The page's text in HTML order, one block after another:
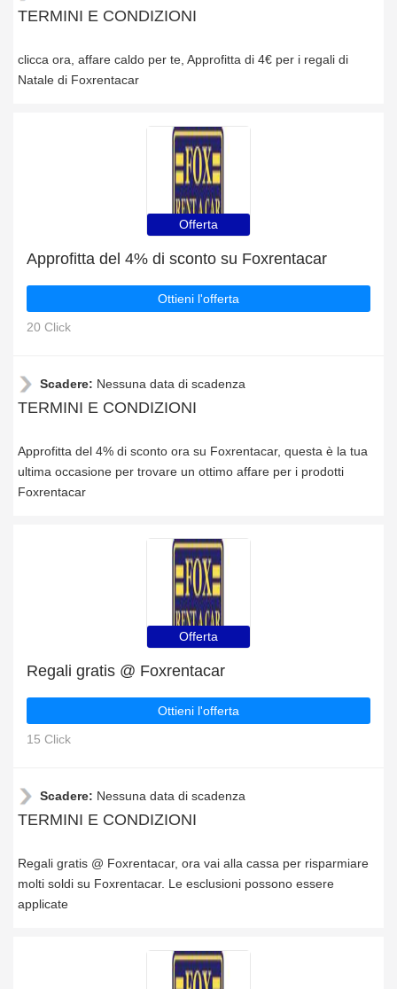
TERMINI E CONDIZIONI
clicca ora, affare caldo per te, Approfitta di 4€ per i regali di
Natale di Foxrentacar
Offerta
Approfitta del 4% di sconto su Foxrentacar
Ottieni l'offerta
20 Click
Scadere: Nessuna data di scadenza
TERMINI E CONDIZIONI
Approfitta del 4% di sconto ora su Foxrentacar, questa è la tua
ultima occasione per trovare un ottimo affare per i prodotti
Foxrentacar
Offerta
Regali gratis @ Foxrentacar
Ottieni l'offerta
15 Click
Scadere: Nessuna data di scadenza
TERMINI E CONDIZIONI
Regali gratis @ Foxrentacar, ora vai alla cassa per risparmiare
molti soldi su Foxrentacar. Le esclusioni possono essere
applicate